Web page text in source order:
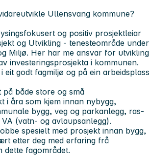
Ullensvang kommune?
og positiv prosjektleiar
og Utvikling - tenesteområde under
Miljø. Her har me ansvar for utvikling
investeringsprosjekta i kommunen.
eit godt fagmiljø og på ein arbeidsplass
både store og små
i åra som kjem innan nybygg,
bygg, veg og parkanlegg, ras-
(vatn- og avlaupsanlegg).
spesielt med prosjekt innan bygg,
etter deg med erfaring frå
dette fagområdet.